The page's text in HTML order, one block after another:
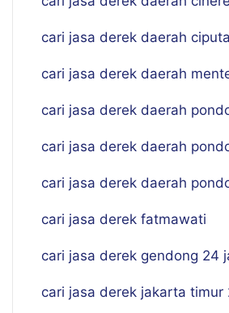
cari jasa derek daerah
cari jasa derek daerah
cari jasa derek daerah
cari jasa derek daerah
cari jasa derek daerah
cari jasa derek fatmawati
cari jasa derek gendong 24
cari jasa derek jakarta timur